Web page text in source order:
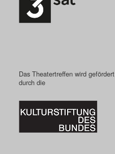
Das Theatertreffen wird gefördert
durch die